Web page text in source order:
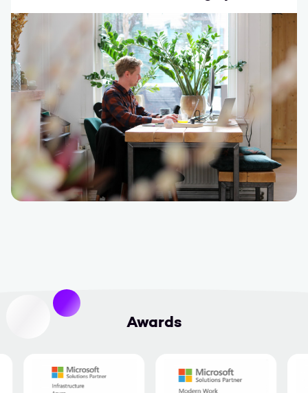
werken beleid
Ga naar Webinar: Trends en strategische pijlers voor
Awards